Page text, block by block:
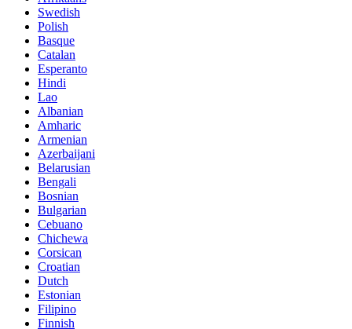
Swedish
Polish
Basque
Catalan
Esperanto
Hindi
Lao
Albanian
Amharic
Armenian
Azerbaijani
Belarusian
Bengali
Bosnian
Bulgarian
Cebuano
Chichewa
Corsican
Croatian
Dutch
Estonian
Filipino
Finnish